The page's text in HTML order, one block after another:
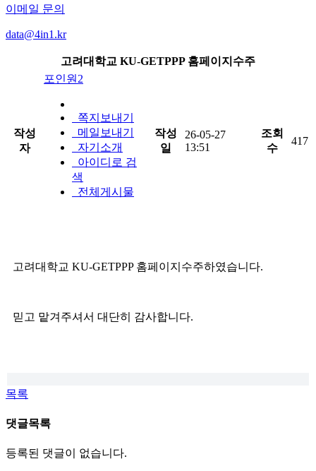
이메일 문의
data@4in1.kr
고려대학교 KU-GETPPP 홈페이지수주
작성
자
포인원2
쪽지보내기
메일보내기
자기소개
아이디로 검
색
전체게시물
작성
일
26-05-27
13:51
조회
수
417
고려대학교 KU-GETPPP 홈페이지수주하였습니다.
믿고 맡겨주셔서 대단히 감사합니다.​​
목록
댓글목록
등록된 댓글이 없습니다.